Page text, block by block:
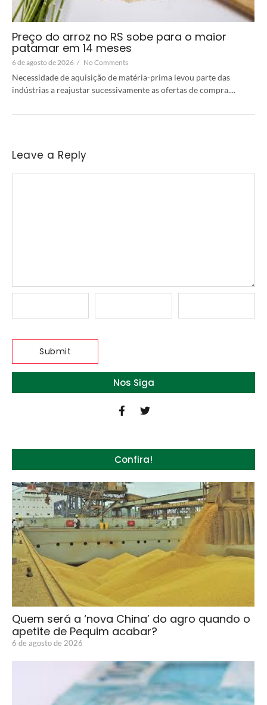
Preço do arroz no RS sobe para o maior
patamar em 14 meses
6 de agosto de 2026 / No Comments
Necessidade de aquisição de matéria-prima levou parte das
indústrias a reajustar sucessivamente as ofertas de compra....
Leave a Reply
Nos Siga
Confira!
Quem será a ‘nova China’ do agro quando o
apetite de Pequim acabar?
6 de agosto de 2026